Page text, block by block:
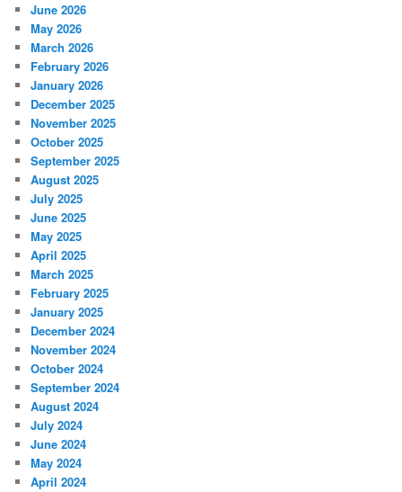
June 2026
May 2026
March 2026
February 2026
January 2026
December 2025
November 2025
October 2025
September 2025
August 2025
July 2025
June 2025
May 2025
April 2025
March 2025
February 2025
January 2025
December 2024
November 2024
October 2024
September 2024
August 2024
July 2024
June 2024
May 2024
April 2024